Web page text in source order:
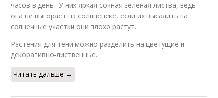
часов в день . У них яркая сочная зеленая листва, ведь
она не выгорает на солнцепеке, если их высадить на
солнечные участки они плохо растут.
Растения для тени можно разделить на цветущие и
декоративно-лиственные.
Читать дальше →